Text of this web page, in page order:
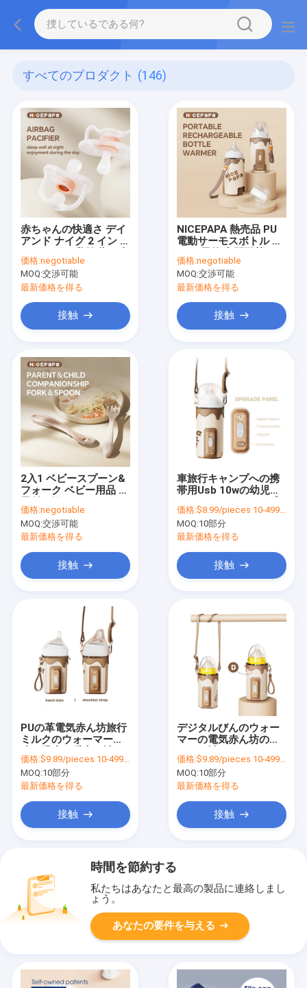
すべてのプロダクト (146)
赤ちゃんの快適さ デイ
アンド ナイグ 2 イン 1
似 窒息防止 安全乳首
3-6 口
価格:negotiable
MOQ:交渉可能
最新価格を得る
接触
NICEPAPA 熱売品 PU
電動サーモスボトル セ
90% 赤ちゃんボトルカ
ップに適しています
価格:negotiable
MOQ:交渉可能
最新価格を得る
接触
2入1 ベビースプーン&
フォーク ベビー用品 親
スプーン ベビー・フィ
ッティングキット
価格:negotiable
MOQ:交渉可能
最新価格を得る
接触
車旅行キャンプへの携
帯用Usb 10wの幼児ミ
乳瓶のヒーターの使用
価格:$8.99/pieces 10-499 pieces
MOQ:10部分
最新価格を得る
接触
PUの革電気赤ん坊旅行
ミルクのウォーマーの
バー18w
価格:$9.89/pieces 10-499 pieces
MOQ:10部分
最新価格を得る
接触
デジタルびんのウォー
マーの電気赤ん坊のミ
満たす9v携帯用USB
価格:$9.89/pieces 10-499 pieces
MOQ:10部分
最新価格を得る
接触
時間を節約する
私たちはあなたと最高の製品に連絡しまし
ょう。
あなたの要件を与える